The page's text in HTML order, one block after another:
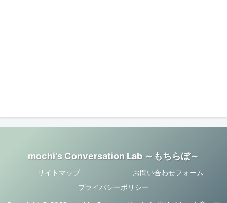
mochi's Conversation Lab ～もちらぼ～
サイトマップ
お問い合わせフォーム
プライバシーポリシー